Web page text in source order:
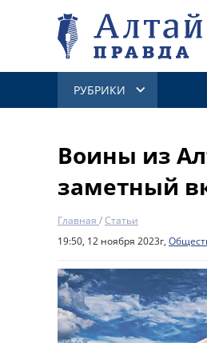
РУБРИКИ
Воины из
заметный
Главная /Статьи
19:50, 12 ноября 2023г,